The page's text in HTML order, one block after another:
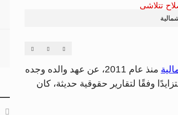
منذ عام 2011، عن عهد والده وجده
وفقًا لتقارير حقوقية حديثة، كان